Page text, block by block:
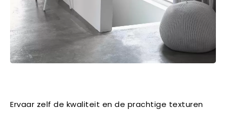
Ervaar zelf de kwaliteit en de prachtige texturen